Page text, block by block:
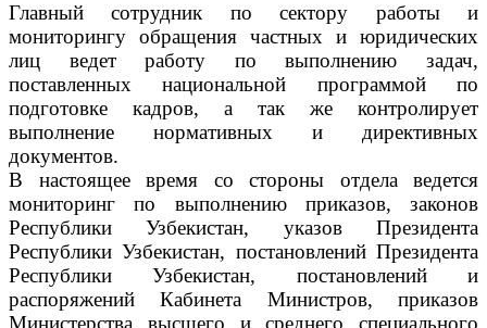
Главный сотрудник по сектору работы и
мониторингу обращения частных и юридических
лиц ведет работу по выполнению задач,
поставленных национальной программой по
подготовке кадров, а так же контролирует
выполнение нормативных и директивных
документов.
В настоящее время со стороны отдела ведется
мониторинг по выполнению приказов, законов
Республики Узбекистан, указов Президента
Республики Узбекистан, постановлений Президента
Республики Узбекистан, постановлений и
распоряжений Кабинета Министров, приказов